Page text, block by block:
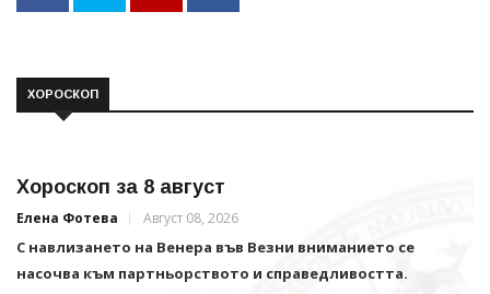
ХОРОСКОП
Хороскоп за 8 август
Елена Фотева Август 08, 2026
С навлизането на Венера във Везни вниманието се
насочва към партньорството и справедливостта.